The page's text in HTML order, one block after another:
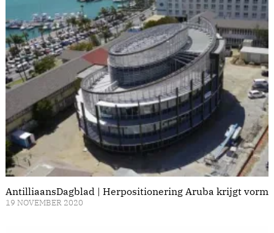
AntilliaansDagblad | Herpositionering Aruba krijgt vorm
19 NOVEMBER 2020